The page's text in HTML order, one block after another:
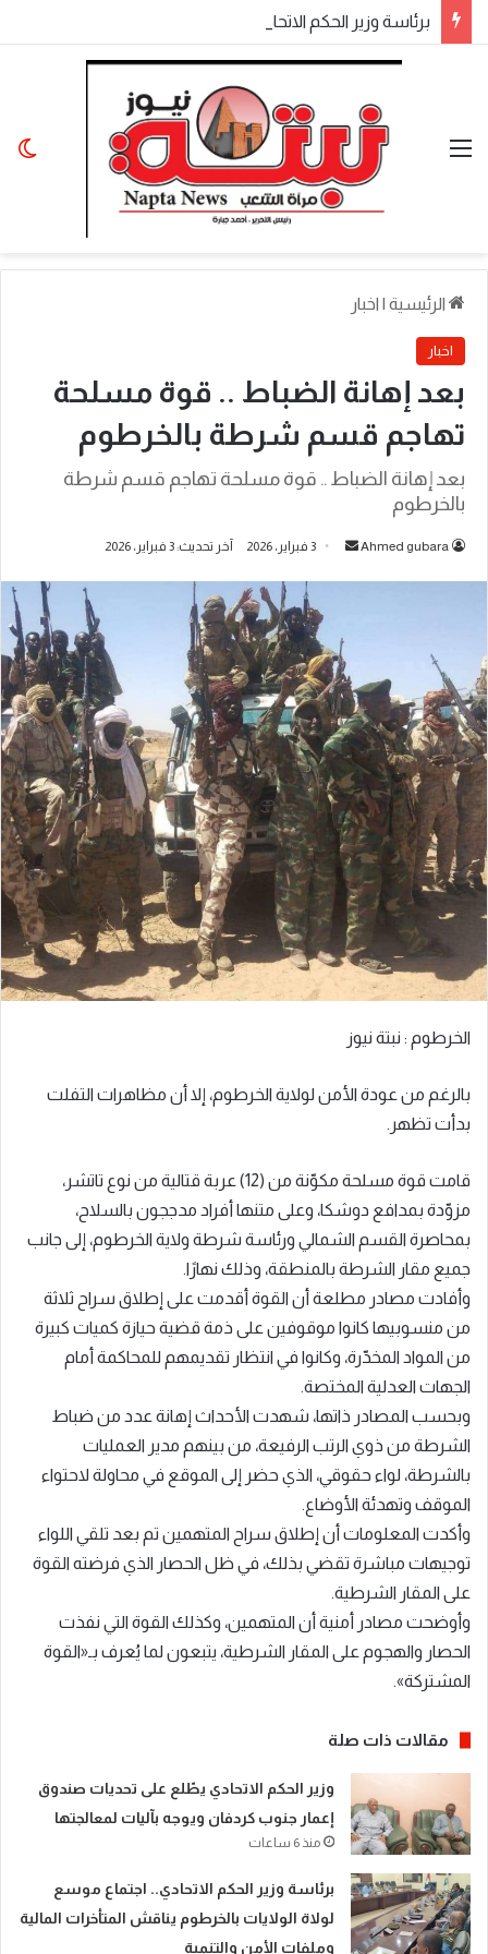
القائمة
الرئيسية | اخبار
اخبار
بعد إهانة الضباط .. قوة مسلحة
تهاجم قسم شرطة بالخرطوم
بعد إهانة الضباط .. قوة مسلحة تهاجم قسم شرطة
بالخرطوم
Ahmed gubara
أرسل
إلكترونيا
3 فبراير، 2026 آخر تحديث: 3 فبراير، 2026
الخرطوم : نبتة نيوز
بالرغم من عودة الأمن لولاية الخرطوم، إلا أن مظاهرات التفلت
بدأت تظهر.
قامت قوة مسلحة مكوّنة من (12) عربة قتالية من نوع تاتشر،
مزوّدة بمدافع دوشكا، وعلى متنها أفراد مدججون بالسلاح،
بمحاصرة القسم الشمالي ورئاسة شرطة ولاية الخرطوم، إلى جانب
جميع مقار الشرطة بالمنطقة، وذلك نهارًا.
وأفادت مصادر مطلعة أن القوة أقدمت على إطلاق سراح ثلاثة
من منسوبيها كانوا موقوفين على ذمة قضية حيازة كميات كبيرة
من المواد المخدّرة، وكانوا في انتظار تقديمهم للمحاكمة أمام
الجهات العدلية المختصة.
وبحسب المصادر ذاتها، شهدت الأحداث إهانة عدد من ضباط
الشرطة من ذوي الرتب الرفيعة، من بينهم مدير العمليات
بالشرطة، لواء حقوقي، الذي حضر إلى الموقع في محاولة لاحتواء
الموقف وتهدئة الأوضاع.
وأكدت المعلومات أن إطلاق سراح المتهمين تم بعد تلقي اللواء
توجيهات مباشرة تقضي بذلك، في ظل الحصار الذي فرضته القوة
على المقار الشرطية.
وأوضحت مصادر أمنية أن المتهمين، وكذلك القوة التي نفذت
الحصار والهجوم على المقار الشرطية، يتبعون لما يُعرف بـ«القوة
المشتركة».
مقالات ذات صلة
​وزير الحكم الاتحادي يطّلع على تحديات صندوق
إعمار جنوب كردفان ويوجه بآليات لمعالجتها
منذ 6 ساعات
​برئاسة وزير الحكم الاتحادي.. اجتماع موسع
لولاة الولايات بالخرطوم يناقش المتأخرات المالية
وملفات الأمن والتنمية